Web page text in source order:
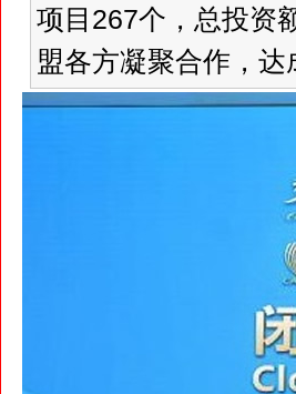
项目267个，总投资
盟各方凝聚合作，